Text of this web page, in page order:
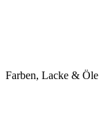
Farben, Lacke & Öle